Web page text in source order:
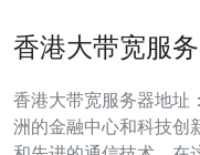
香港大带宽服
香港大带宽服务器地址：高
洲的金融中心和科技创